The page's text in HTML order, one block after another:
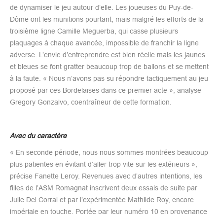
de dynamiser le jeu autour d’elle. Les joueuses du Puy-de-
Dôme ont les munitions pourtant, mais malgré les efforts de la
troisième ligne Camille Meguerba, qui casse plusieurs
plaquages à chaque avancée, impossible de franchir la ligne
adverse. L’envie d’entreprendre est bien réelle mais les jaunes
et bleues se font gratter beaucoup trop de ballons et se mettent
à la faute. « Nous n’avons pas su répondre tactiquement au jeu
proposé par ces Bordelaises dans ce premier acte », analyse
Gregory Gonzalvo, coentraîneur de cette formation.
Avec du caractère
« En seconde période, nous nous sommes montrées beaucoup
plus patientes en évitant d’aller trop vite sur les extérieurs »,
précise Fanette Leroy. Revenues avec d’autres intentions, les
filles de l’ASM Romagnat inscrivent deux essais de suite par
Julie Del Corral et par l’expérimentée Mathilde Roy, encore
impériale en touche. Portée par leur numéro 10 en provenance